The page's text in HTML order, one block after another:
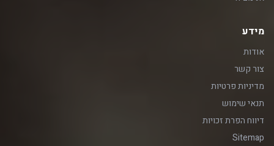
מידע
אודות
צור קשר
מדיניות פרטיות
תנאי שימוש
דיווח הפרת זכויות
Sitemap